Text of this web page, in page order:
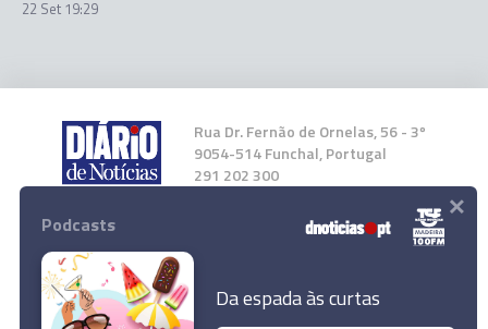
22 Set 19:29
Rua Dr. Fernão de Ornelas, 56 - 3º
9054-514 Funchal, Portugal
291 202 300
Instale a nossa App
Podcasts
Da espada às curtas
×